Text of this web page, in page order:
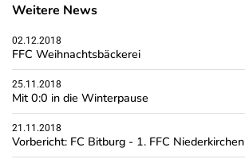
Weitere News
02.12.2018
FFC Weihnachtsbäckerei
25.11.2018
Mit 0:0 in die Winterpause
21.11.2018
Vorbericht: FC Bitburg - 1. FFC Niederkirchen